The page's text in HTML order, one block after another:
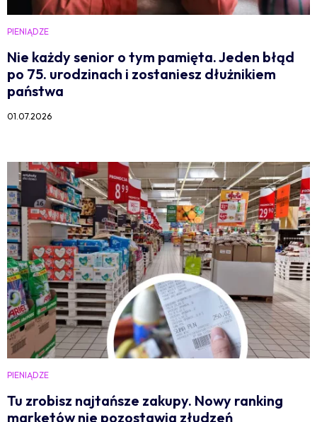
PIENIĄDZE
Nie każdy senior o tym pamięta. Jeden błąd
po 75. urodzinach i zostaniesz dłużnikiem
państwa
01.07.2026
PIENIĄDZE
Tu zrobisz najtańsze zakupy. Nowy ranking
marketów nie pozostawia złudzeń